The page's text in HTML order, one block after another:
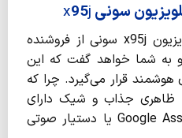
سونی x95j
وقتی که در مورد قیمت تلویزیون x95j سونی از فروشنده
به شما خواهد گفت که این
هوشمند قرار می‌­گیرد. چرا که
ظاهری جذاب و شیک دارای
هماهنگی بیشتری با Google Assistant یا دستیار صوتی